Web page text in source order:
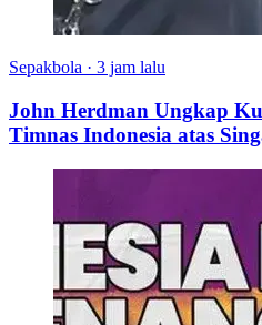
Sepakbola · 3 jam lalu
John Herdman Ungkap
Timnas Indonesia atas